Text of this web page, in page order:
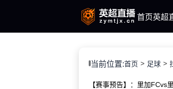
首页英超
当前位置:首页 足球
【赛事预告】：里加FCvs